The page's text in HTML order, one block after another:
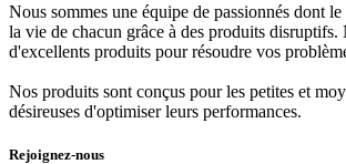
Nous sommes une équipe de passionnés dont
la vie de chacun grâce à des produits
d'excellents produits pour résoudre vos
Nos produits sont conçus pour les petites et
désireuses d'optimiser leurs performances.
Rejoignez-nous